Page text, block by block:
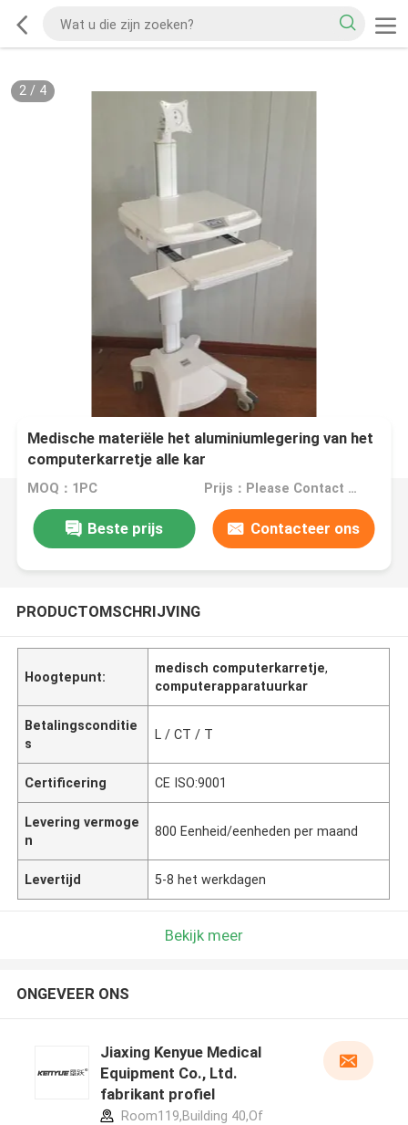
2/ 4
Medische materiële het aluminiumlegering van het
computerkarretje alle kar
MOQ：1PC Prijs：Please Contact Us For The Price
Beste prijs Contacteer ons
PRODUCTOMSCHRIJVING
Hoogtepunt:
medisch computerkarretje,
computerapparatuurkar
Betalingsconditie
s
L / CT / T
Certificering CE ISO:9001
Levering vermoge
n
800 Eenheid/eenheden per maand
Levertijd 5-8 het werkdagen
Bekijk meer
ONGEVEER ONS
Jiaxing Kenyue Medical
Equipment Co., Ltd.
fabrikant profiel
Room119,Building 40,Of